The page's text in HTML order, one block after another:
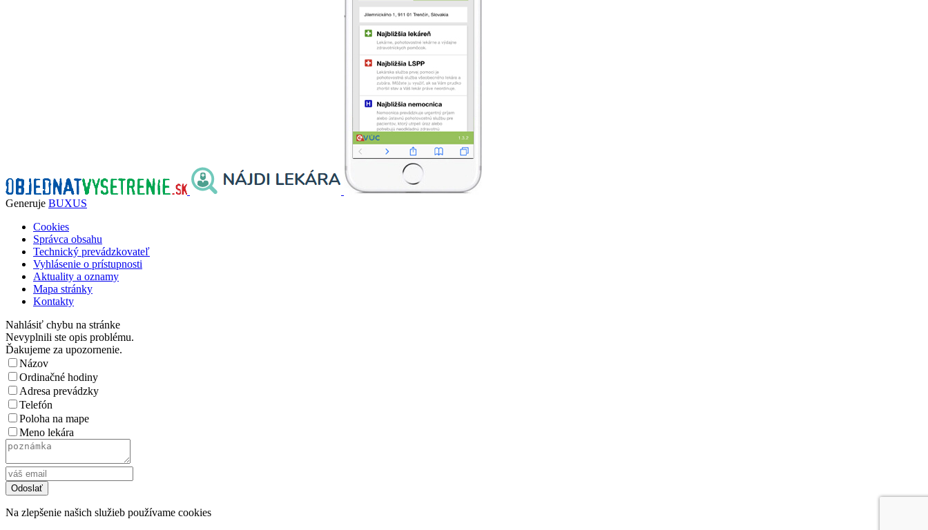
Generuje BUXUS
Cookies
Správca obsahu
Technický prevádzkovateľ
Vyhlásenie o prístupnosti
Aktuality a oznamy
Mapa stránky
Kontakty
Nahlásiť chybu na stránke
Nevyplnili ste opis problému.
Ďakujeme za upozornenie.
Názov
Ordinačné hodiny
Adresa prevádzky
Telefón
Poloha na mape
Meno lekára
Na zlepšenie našich služieb používame cookies